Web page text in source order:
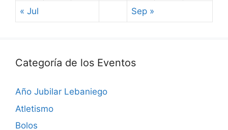
« Jul Sep »
Categoría de los Eventos
Año Jubilar Lebaniego
Atletismo
Bolos